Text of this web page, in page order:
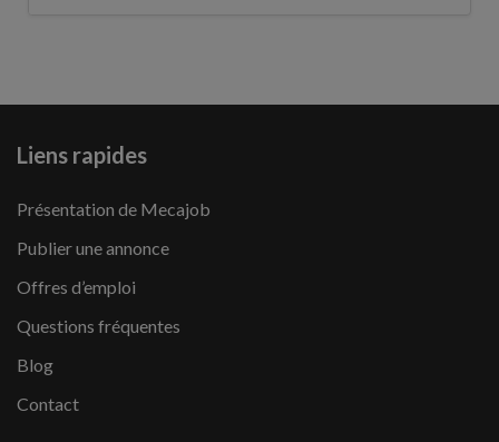
Liens rapides
Présentation de Mecajob
Publier une annonce
Offres d’emploi
Questions fréquentes
Blog
Contact